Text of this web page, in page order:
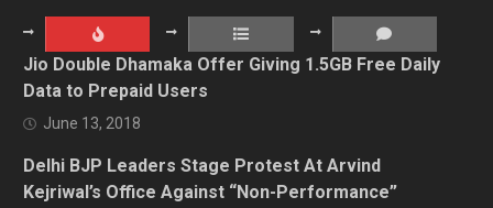
Jio Double Dhamaka Offer Giving 1.5GB Free Daily
Data to Prepaid Users
June 13, 2018
Delhi BJP Leaders Stage Protest At Arvind
Kejriwal’s Office Against “Non-Performance”